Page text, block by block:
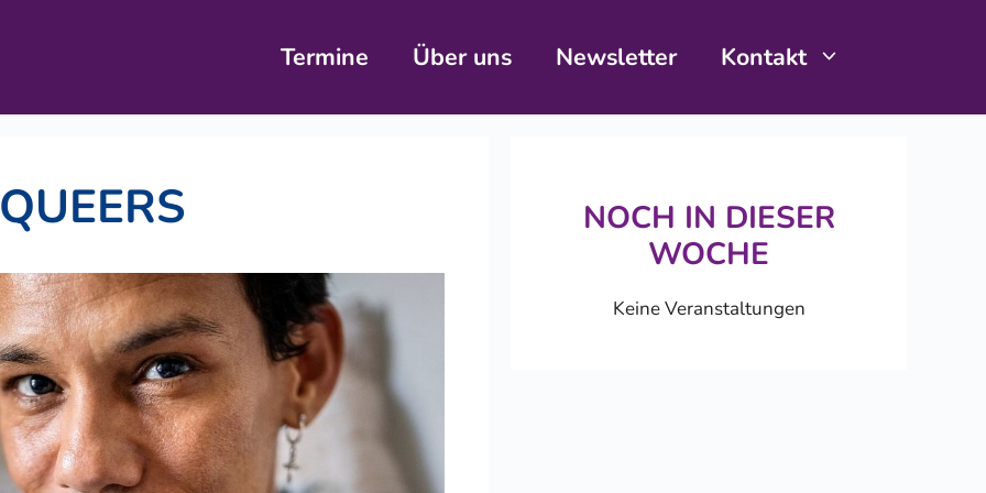
Termine Über uns Newsletter Kontakt
NOCH IN DIESER
WOCHE
Keine Veranstaltungen